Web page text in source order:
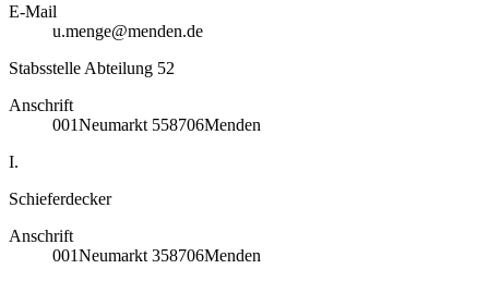
E-Mail
u.menge@menden.de
Stabsstelle Abteilung 52
Anschrift
001Neumarkt 558706Menden
I.
Schieferdecker
Anschrift
001Neumarkt 358706Menden